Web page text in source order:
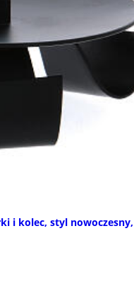
i kolec, styl nowoczesny,